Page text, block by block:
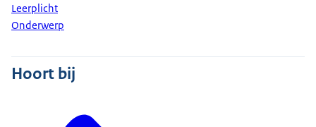
Leerplicht
Onderwerp
Hoort bij